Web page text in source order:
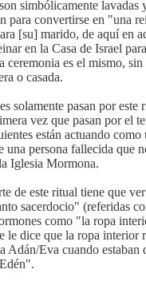
simbólicamente lavadas
para convertirse en "una
[su] marido, de aquí en
en la Casa de Israel
ceremonia es el mismo,
o casada.
solamente pasan por este
vez que pasan por el
están actuando como
una persona fallecida que
Iglesia Mormona.
de este ritual tiene que
sacerdocio" (referidas
como "la ropa
le dice que la ropa interior
Adán/Eva cuando estaban